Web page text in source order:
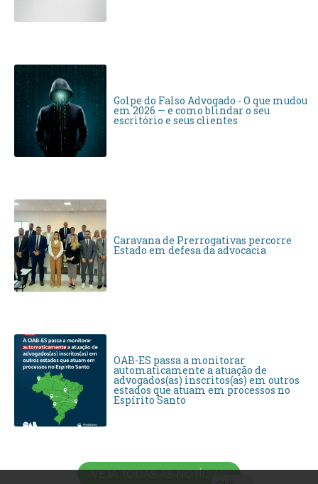
Golpe do Falso Advogado - O que mudou
em 2026 — e como blindar o seu
escritório e seus clientes
Caravana de Prerrogativas percorre
Estado em defesa da advocacia
OAB-ES passa a monitorar
automaticamente a atuação de
advogados(as) inscritos(as) em outros
estados que atuam em processos no
Espírito Santo
VEJA TODAS AS NOTÍCIAS